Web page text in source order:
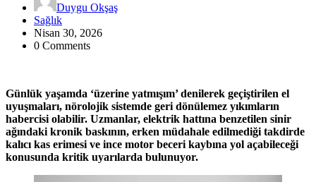
Duygu Okşaş
Sağlık
Nisan 30, 2026
0 Comments
Günlük yaşamda ‘üzerine yatmışım’ denilerek geçiştirilen el
uyuşmaları, nörolojik sistemde geri dönülemez yıkımların
habercisi olabilir. Uzmanlar, elektrik hattına benzetilen sinir
ağındaki kronik baskının, erken müdahale edilmediği takdirde
kalıcı kas erimesi ve ince motor beceri kaybına yol açabileceği
konusunda kritik uyarılarda bulunuyor.